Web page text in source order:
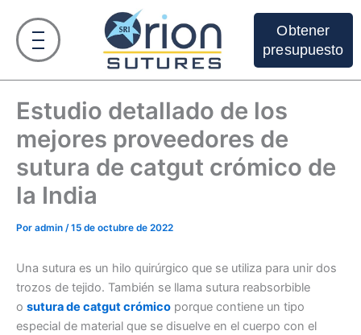
contenido
Obtener
presupuesto
Estudio detallado de los
mejores proveedores de
sutura de catgut crómico de
la India
Por admin /15 de octubre de 2022
Una sutura es un hilo quirúrgico que se utiliza para unir dos
trozos de tejido. También se llama sutura reabsorbible
o sutura de catgut crómico porque contiene un tipo
especial de material que se disuelve en el cuerpo con el